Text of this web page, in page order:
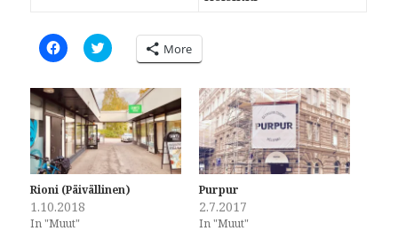
C
l
k
t
o
s
h
r
e
o
n
F
a
c
C
l
k
t
o
s
h
a
r
e
o
n
More
Rioni (Päivällinen)
1.10.2018
In "Muut"
Purpur
2.7.2017
In "Muut"